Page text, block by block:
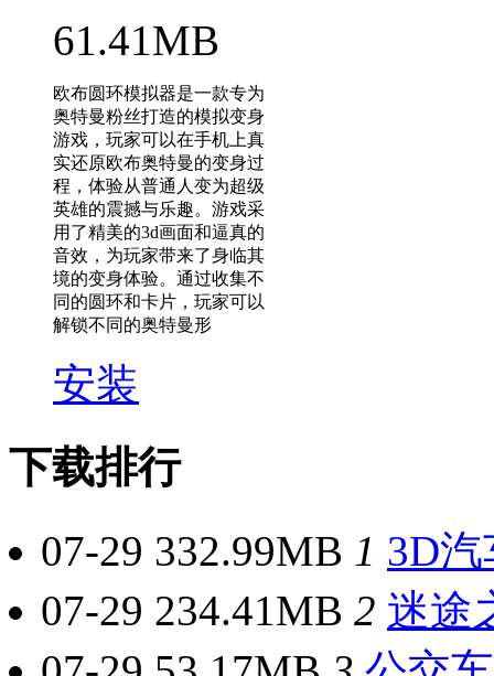
61.41MB
欧布圆环模拟器是一款专为
奥特曼粉丝打造的模拟变身
游戏，玩家可以在手机上真
实还原欧布奥特曼的变身过
程，体验从普通人变为超级
英雄的震撼与乐趣。游戏采
用了精美的3d画面和逼真的
音效，为玩家带来了身临其
境的变身体验。通过收集不
同的圆环和卡片，玩家可以
解锁不同的奥特曼形
安装
下载排行
07-29 332.99MB 1 3D
07-29 234.41MB 2 迷途